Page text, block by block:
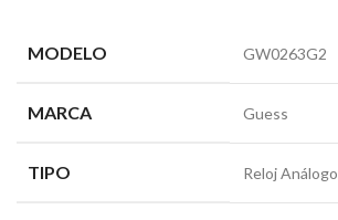
MODELO GW0263G2
MARCA Guess
TIPO Reloj Análogo